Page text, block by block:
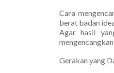
Cara
berat badan
Agar hasil
Gerakan yang